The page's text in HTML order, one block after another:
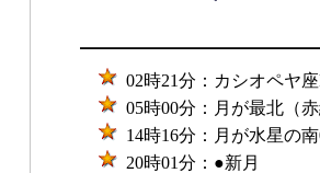
02時21分：カシオペヤ
05時00分：月が最北（赤
14時16分：月が水星の南
20時01分：●新月